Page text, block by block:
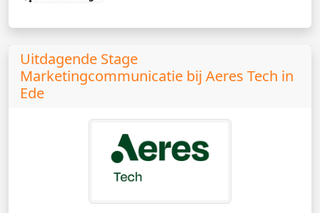
Uitdagende Stage
Marketingcommunicatie bij Aeres Tech in
Ede